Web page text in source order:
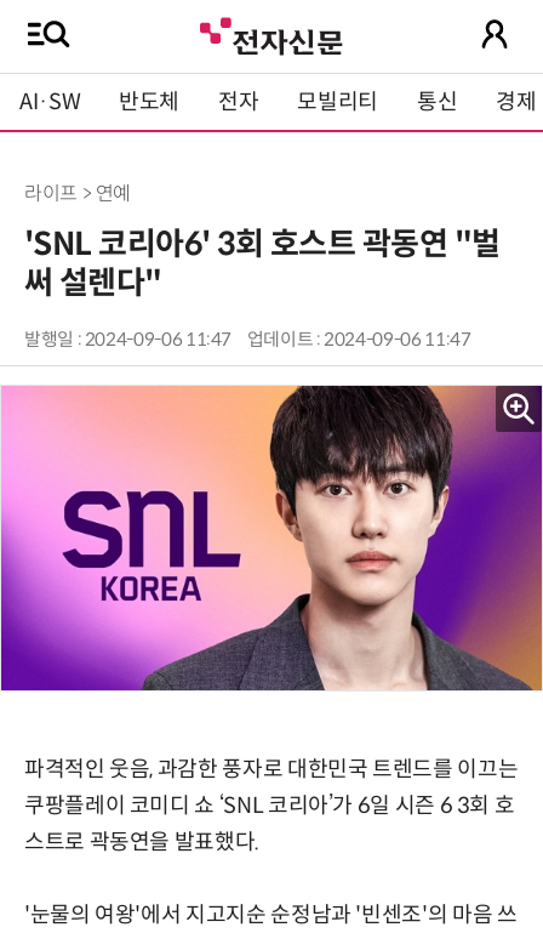
AI·SW 반도체 전자 모빌리티 통신 경제
라이프 > 연예
'SNL 코리아6' 3회 호스트 곽동연 "벌
써 설렌다"
발행일 : 2024-09-06 11:47 업데이트 : 2024-09-06 11:47
파격적인 웃음, 과감한 풍자로 대한민국 트렌드를 이끄는
쿠팡플레이 코미디 쇼 ‘SNL 코리아’가 6일 시즌 6 3회 호
스트로 곽동연을 발표했다.
'눈물의 여왕'에서 지고지순 순정남과 '빈센조'의 마음 쓰